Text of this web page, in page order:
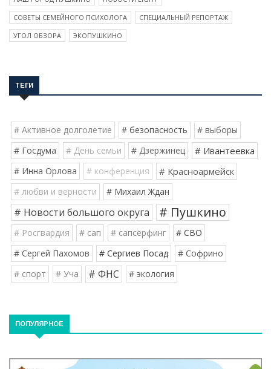
СОВЕТЫ СЕМЕЙНОГО ПСИХОЛОГА
СПЕЦИАЛЬНЫЙ РЕПОРТАЖ
УГОЛ ОБЗОРА
ЭКОПУШКИНО
ТЕГИ
# Активное долголетие # безопасность
# выборы
# Госдума
# День семьи # Дзержинец # Ивантеевка
# Инна Орлова # конференция # Красноармейск
# любви и верности # Михаил Ждан
# Новости большого округа # Пушкино
# Росгвардия # сап # сапсёрфинг
# СВО
# Сергей Пахомов
# Сергиев Посад
# Софрино
# спорт
# Уча # ФНС # экология
ПОПУЛЯРНОЕ